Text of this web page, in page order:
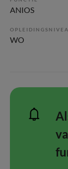
ANIOS
WO